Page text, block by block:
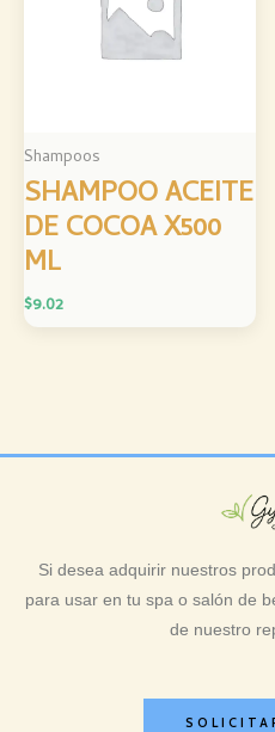
Shampoos
SHAMPOO ACEITE
DE COCOA X500
ML
$9.02
Si desea adquirir nuestros
para usar en tu spa o salón de
de nuestro